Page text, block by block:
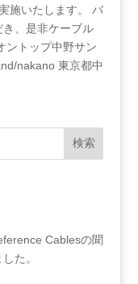
施いたします。 バ
、是非ケーブル
ントップ中野サン
nakano 東京都中
Cablesの聞
た。